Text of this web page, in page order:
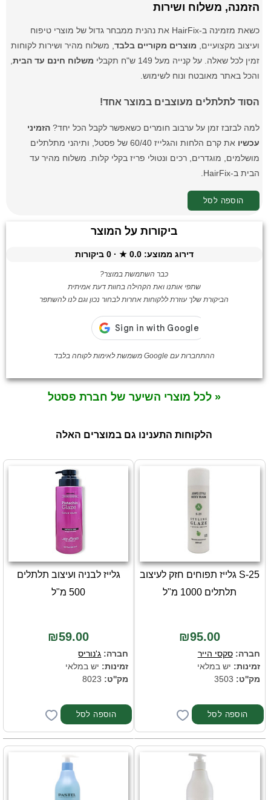
הזמנה, משלוח ושירות
כשאת מזמינה ב-HairFix את נהנית ממבחר גדול של מוצרי טיפוח
ועיצוב מקצועיים, מוצרים מקוריים בלבד , משלוח מהיר ושירות לקוחות
זמין לכל שאלה. על קנייה מעל 149 ש"ח תקבלי
משלוח חינם עד הבית
והכל באתר מאובטח ונוח לשימוש.
הסוד לתלתלים מעוצבים במוצר אחד!
למה לבזבז זמן על ערבוב חומרים כשאפשר לקבל הכל יחד?הזמיני
עכשיו
את קרם הלחות והגלייז 60/40 של פסטל, ותיהני מתלתלים
מושלמים, מוגדרים, רכים ונטולי פריז בקלי קלות. משלוח מהיר עד
הבית ב-HairFix.
הוספה לסל
ביקורות על המוצר
דירוג ממוצע:0.0
★ ·
0 ביקורות
כבר השתמשת במוצר?
שתפי אותנו ואת הקהילה בחוות דעת אמיתית
הביקורת שלך עוזרת ללקוחות אחרות לבחור נכון וגם לנו להשתפר
ההתחברות עם Google משמשת לאימות לקוחה בלבד
« לכל מוצרי השיער של חברת פסטל
הלקוחות התענינו גם במוצרים האלה
S-25 גלייז תפוחים חזק לעיצוב
תלתלים 1000 מ"ל
₪95.00
חברה:סקסי הייר
זמינות: יש במלאי
מק''ט:
גלייז לבניה ועיצוב תלתלים
500 מ"ל
₪59.00
חברה: ג'נוריס
זמינות: יש במלאי
מק''ט: